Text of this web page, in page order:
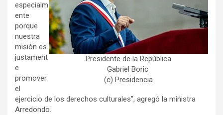
Presidente de la República
Gabriel Boric
(c) Presidencia
especialm
ente
porque
nuestra
misión es
justament
e
promover
el
ejercicio de los derechos culturales”, agregó la ministra
Arredondo.